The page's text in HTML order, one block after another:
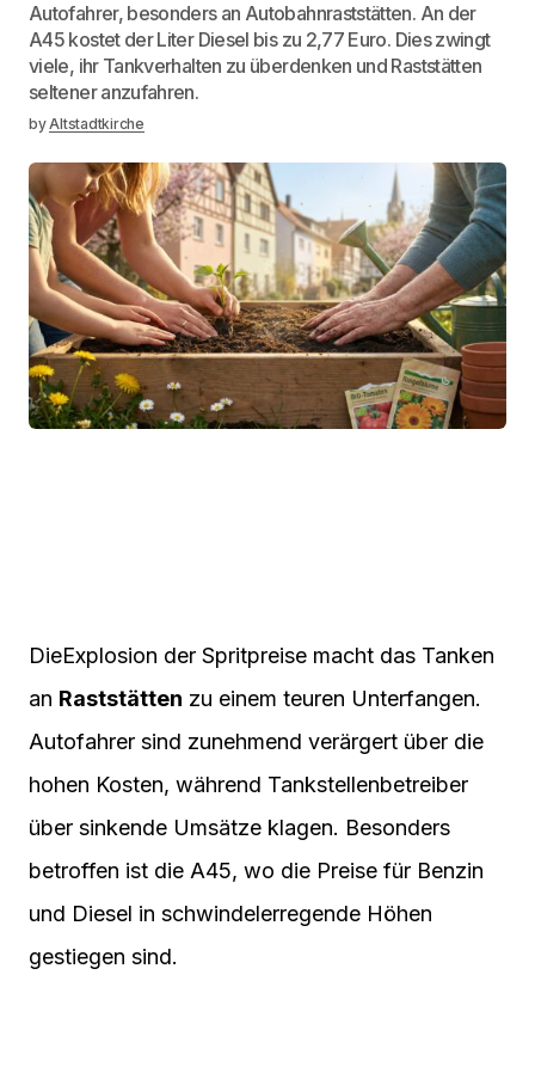
Autofahrer, besonders an Autobahnraststätten. An der
A45 kostet der Liter Diesel bis zu 2,77 Euro. Dies zwingt
viele, ihr Tankverhalten zu überdenken und Raststätten
seltener anzufahren.
byAltstadtkirche
DieExplosion der Spritpreise macht das Tanken
an Raststätten zu einem teuren Unterfangen.
Autofahrer sind zunehmend verärgert über die
hohen Kosten, während Tankstellenbetreiber
über sinkende Umsätze klagen. Besonders
betroffen ist die A45, wo die Preise für Benzin
und Diesel in schwindelerregende Höhen
gestiegen sind.